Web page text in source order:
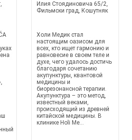
Илия Стоядиновича 65/2,
Фильмски град, Кошутняк
Холи Медик стал
настоящим оазисом для
всех, кто ищет гармонию и
равновесие в своем теле и
духе, чего удалось достичь
благодаря сочетанию
акупунктуры, квантовой
медицины и
биорезонансной терапии.
Акупунктура – это метод,
известный веками,
происходящий из древней
китайской медицины. В
клинике Holi Me...